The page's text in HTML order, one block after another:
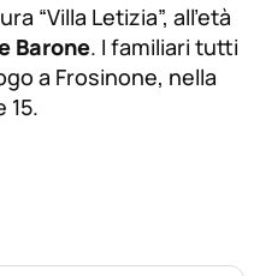
“Villa Letizia”, all’età
Barone. I familiari tutti
a Frosinone, nella
15.